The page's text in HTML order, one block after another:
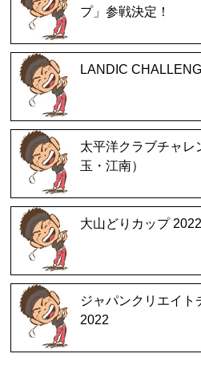
プ」参戦決定！
LANDIC
太平洋クラブチャレ
玉・江南）
大山どりカップ 2022
ジャパンクリエイト
2022